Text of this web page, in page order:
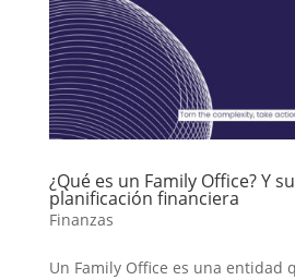
¿Qué es un Family Office? Y
planificación financiera
Finanzas
Un Family Office es una entidad